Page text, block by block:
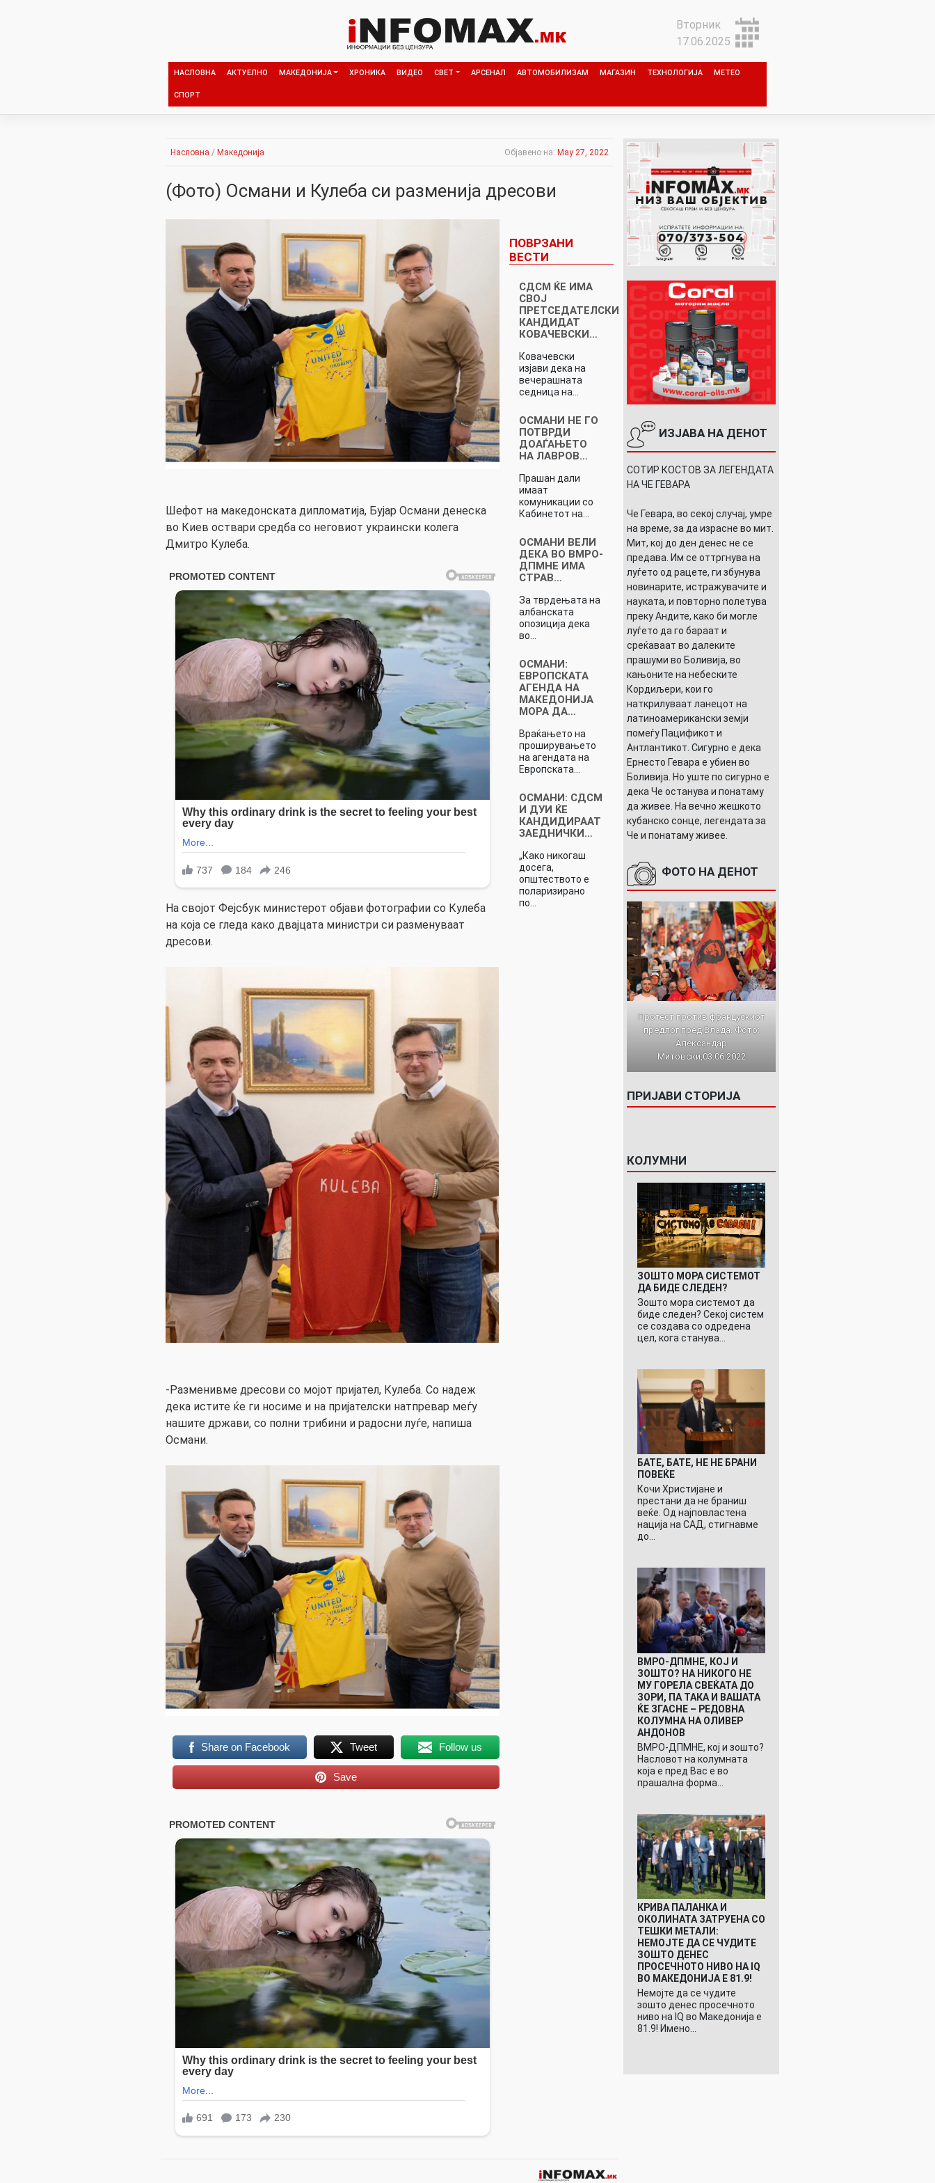
Вторник
17.06.2025
НАСЛОВНА АКТУЕЛНО МАКЕДОНИЈА ХРОНИКА ВИДЕО СВЕТ АРСЕНАЛ АВТОМОБИЛИЗАМ МАГАЗИН ТЕХНОЛОГИЈА МЕТЕО
СПОРТ
Насловна / Македонија Објавено на: May 27, 2022
(Фото) Османи и Кулеба си разменија дресови
Шефот на македонската дипломатија, Бујар Османи денеска
во Киев оствари средба со неговиот украински колега
Дмитро Кулеба.
На својот Фејсбук министерот објави фотографии со Кулеба
на која се гледа како двајцата министри си разменуваат
дресови.
-Разменивме дресови со мојот пријател, Кулеба. Со надеж
дека истите ќе ги носиме и на пријателски натпревар меѓу
нашите држави, со полни трибини и радосни луѓе, напиша
Османи.
Share on Facebook Tweet Follow us
Save
ПОВРЗАНИ
ВЕСТИ
СДСМ ЌЕ ИМА
СВОЈ
ПРЕТСЕДАТЕЛСКИ
КАНДИДАТ
КОВАЧЕВСКИ…
Ковачевски
изјави дека на
вечерашната
седница на…
ОСМАНИ НЕ ГО
ПОТВРДИ
ДОАЃАЊЕТО
НА ЛАВРОВ…
Прашан дали
имаат
комуникации со
Кабинетот на…
ОСМАНИ ВЕЛИ
ДЕКА ВО ВМРО-
ДПМНЕ ИМА
СТРАВ…
За тврдењата на
албанската
опозиција дека
во…
ОСМАНИ:
ЕВРОПСКАТА
АГЕНДА НА
МАКЕДОНИЈА
МОРА ДА…
Враќањето на
проширувањето
на агендата на
Европската…
ОСМАНИ: СДСМ
И ДУИ ЌЕ
КАНДИДИРААТ
ЗАЕДНИЧКИ…
„Како никогаш
досега,
општеството е
поларизирано
по…
ИЗЈАВА НА ДЕНОТ
СОТИР КОСТОВ ЗА ЛЕГЕНДАТА
НА ЧЕ ГЕВАРА
Че Гевара, во секој случај, умре
на време, за да израсне во мит.
Мит, кој до ден денес не се
предава. Им се оттргнува на
луѓето од рацете, ги збунува
новинарите, истражувачите и
науката, и повторно полетува
преку Андите, како би могле
луѓето да го бараат и
среќаваат во далеките
прашуми во Боливија, во
кањоните на небеските
Кордиљери, кои го
наткрилуваат ланецот на
латиноамерикански земји
помеѓу Пацификот и
Антлантикот. Сигурно е дека
Ернесто Гевара е убиен во
Боливија. Но уште по сигурно е
дека Че останува и понатаму
да живее. На вечно жешкото
кубанско сонце, легендата за
Че и понатаму живее.
ФОТО НА ДЕНОТ
Протест против францускиот
предлог пред Влада. Фото:
Александар
Митовски,03.06.2022
ПРИЈАВИ СТОРИЈА
КОЛУМНИ
ЗОШТО МОРА СИСТЕМОТ
ДА БИДЕ СЛЕДЕН?
Зошто мора системот да
биде следен? Секој систем
се создава со одредена
цел, кога станува…
БАТЕ, БАТЕ, НЕ НЕ БРАНИ
ПОВЕЌЕ
Кочи Христијане и
престани да не браниш
веќе. Од најповластена
нација на САД, стигнавме
до…
ВМРО-ДПМНЕ, КОЈ И
ЗОШТО? НА НИКОГО НЕ
МУ ГОРЕЛА СВЕЌАТА ДО
ЗОРИ, ПА ТАКА И ВАШАТА
ЌЕ ЗГАСНЕ – РЕДОВНА
КОЛУМНА НА ОЛИВЕР
АНДОНОВ
ВМРО-ДПМНЕ, кој и зошто?
Насловот на колумната
која е пред Вас е во
прашална форма…
КРИВА ПАЛАНКА И
ОКОЛИНАТА ЗАТРУЕНА СО
ТЕШКИ МЕТАЛИ:
НЕМОЈТЕ ДА СЕ ЧУДИТЕ
ЗОШТО ДЕНЕС
ПРОСЕЧНОТО НИВО НА IQ
ВО МАКЕДОНИЈА Е 81.9!
Немојте да се чудите
зошто денес просечното
ниво на IQ во Македонија е
81.9! Имено…